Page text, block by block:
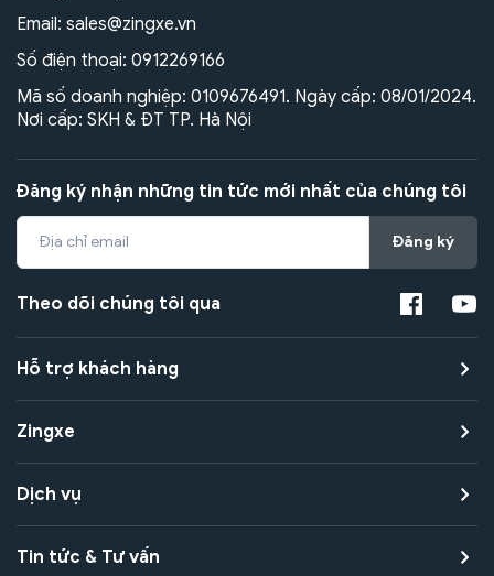
Email: sales@zingxe.vn
Số điện thoại: 0912269166
Mã số doanh nghiệp: 0109676491. Ngày cấp: 08/01/2024.
Nơi cấp: SKH & ĐT TP. Hà Nội
Đăng ký nhận những tin tức mới nhất của chúng tôi
Đăng ký
Theo dõi chúng tôi qua
Hỗ trợ khách hàng
Zingxe
Dịch vụ
Tin tức & Tư vấn